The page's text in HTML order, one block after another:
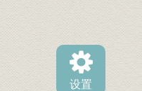
设置